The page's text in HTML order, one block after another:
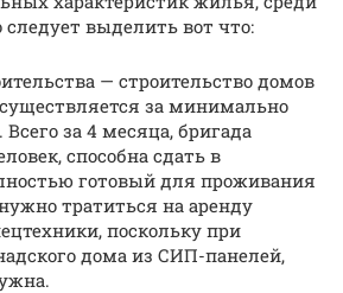
следует выделить вот что:
— строительство домов
за минимально
за 4 месяца, бригада
способна сдать в
готовый для проживания
тратиться на аренду
поскольку при
дома из СИП-панелей,